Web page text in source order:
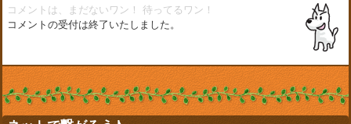
コメントは、まだないワン！待ってるワン！
コメントの受付は終了いたしました。